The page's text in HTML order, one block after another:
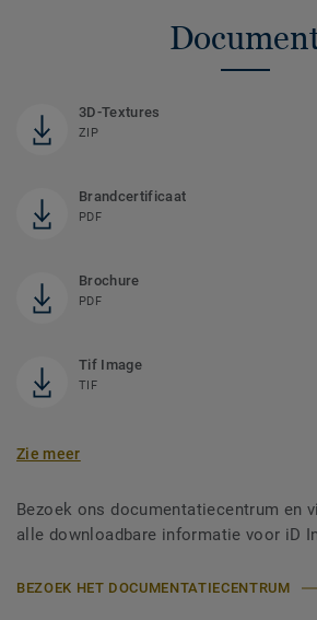
3D-Textures
ZIP
Brandcertificaat
PDF
Brochure
PDF
Tif Image
TIF
Zie meer
Bezoek ons documentatiecentrum en
alle downloadbare informatie voor iD
BEZOEK HET DOCUMENTATIECENTRUM